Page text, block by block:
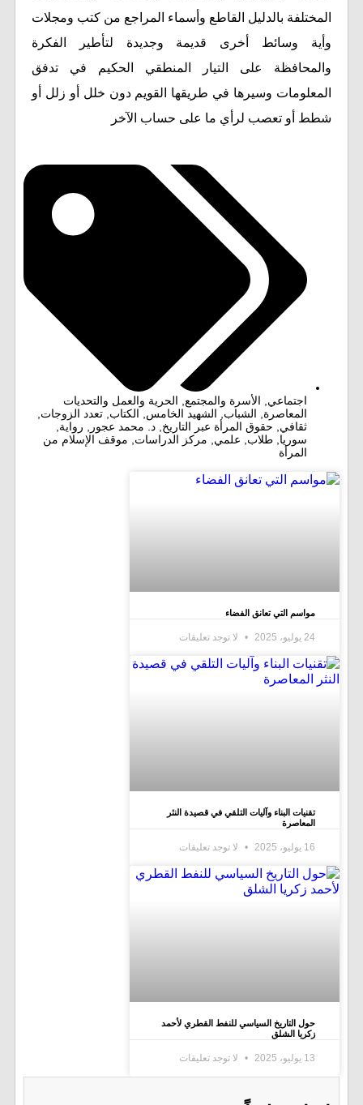
المختلفة بالدليل القاطع وأسماء المراجع من كتب ومجلات
وأية وسائط أخرى قديمة وجديدة لتأطير الفكرة
والمحافظة على التيار المنطقي الحكيم في تدفق
المعلومات وسيرها في طريقها القويم دون خلل أو زلل أو
شطط أو تعصب لرأي ما على حساب الآخر
اجتماعي الأسرة والمجتمع
الحرية والعمل والتحديات
المعاصرة
الشباب الشهيد الخامس الکتاب تعدد الزوجات
ثقافي
حقوق المرأة عبر التاريخ د. محمد عجور رواية
سوریا طلاب علمي مركز الدراسات
موقف الإسلام من
المرأة
مواسم التي تعانق الفضاء
24 يوليو، 2025 لا توجد تعليقات
تقنيات البناء وآليات التلقي في قصيدة النثر
المعاصرة
16 يوليو، 2025 لا توجد تعليقات
حول التاريخ السياسي للنفط القطري لأحمد
زكريا الشلق
13 يوليو، 2025 لا توجد تعليقات